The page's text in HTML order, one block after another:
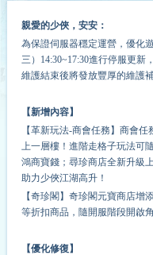
親愛的少俠，安安：
為保證伺服器穩定運營，優化
三）14:30~17:30進行停服更新
維護結束後將發放豐厚的維護
【新增內容】
【革新玩法-商會任務】商會
上一層樓！進階走格子玩法可
鴻商寶錢；尋珍商店全新升級
助力少俠江湖高升！
【奇珍閣】奇珍閣元寶商店增
等折扣商品，隨開服階段開啟
【優化修復】